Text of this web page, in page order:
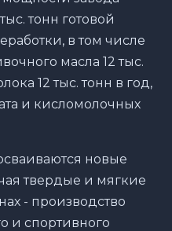
тонн готовой
в том числе
масла 12 тыс.
12 тыс. тонн в год,
и кисломолочных
новые
твердые и мягкие
- производство
и спортивного